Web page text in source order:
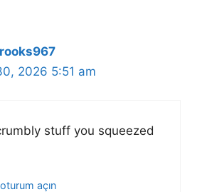
2026 5:51 am
stuff you squeezed
açın